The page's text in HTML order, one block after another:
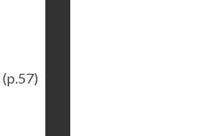
(p.57)